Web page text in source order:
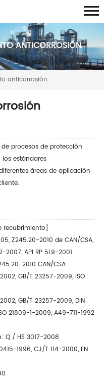
ANTICORROSIÓN
anticorrosión
procesos de protección
estándares
áreas de aplicación
recubrimiento]
Z245.20-2010 de CAN/CSA,
2007, API RP 5L9-2001
2010 CAN/CSA
GB/T 23257-2009, ISO
GB/T 23257-2009, DIN
21809-1-2009, A49-711-1992
Q / HS 3017-2008
1996, CJ/T 114-2000, EN